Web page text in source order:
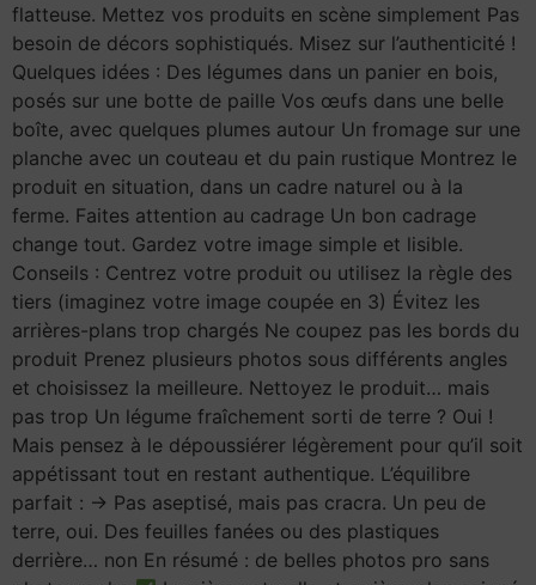
flatteuse. Mettez vos produits en scène simplement Pas
besoin de décors sophistiqués. Misez sur l’authenticité !
Quelques idées : Des légumes dans un panier en bois,
posés sur une botte de paille Vos œufs dans une belle
boîte, avec quelques plumes autour Un fromage sur une
planche avec un couteau et du pain rustique Montrez le
produit en situation, dans un cadre naturel ou à la
ferme. Faites attention au cadrage Un bon cadrage
change tout. Gardez votre image simple et lisible.
Conseils : Centrez votre produit ou utilisez la règle des
tiers (imaginez votre image coupée en 3) Évitez les
arrières-plans trop chargés Ne coupez pas les bords du
produit Prenez plusieurs photos sous différents angles
et choisissez la meilleure. Nettoyez le produit… mais
pas trop Un légume fraîchement sorti de terre ? Oui !
Mais pensez à le dépoussiérer légèrement pour qu’il soit
appétissant tout en restant authentique. L’équilibre
parfait : → Pas aseptisé, mais pas cracra. Un peu de
terre, oui. Des feuilles fanées ou des plastiques
derrière… non En résumé : de belles photos pro sans